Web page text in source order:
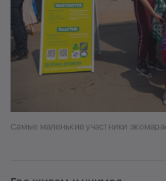
Самые маленькие участники